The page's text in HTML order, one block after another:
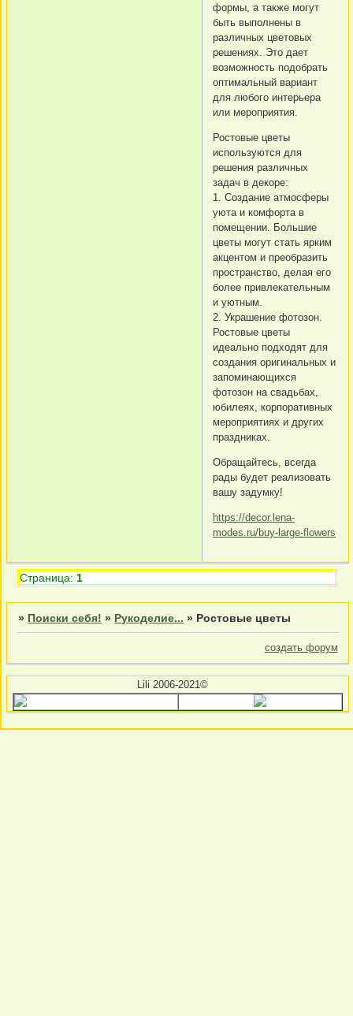
формы, а также могут
быть выполнены в
различных цветовых
решениях. Это дает
возможность подобрать
оптимальный вариант
для любого интерьера
или мероприятия.
Ростовые цветы
используются для
решения различных
задач в декоре:
1. Создание атмосферы
уюта и комфорта в
помещении. Большие
цветы могут стать ярким
акцентом и преобразить
пространство, делая его
более привлекательным
и уютным.
2. Украшение фотозон.
Ростовые цветы
идеально подходят для
создания оригинальных и
запоминающихся
фотозон на свадьбах,
юбилеях, корпоративных
мероприятиях и других
праздниках.
Обращайтесь, всегда
рады будет реализовать
вашу задумку!
https://decor.lena-
modes.ru/buy-large-flowers
Страница: 1
» Поиски себя! » Рукоделие... » Ростовые цветы
создать форум
Lili 2006-2021©